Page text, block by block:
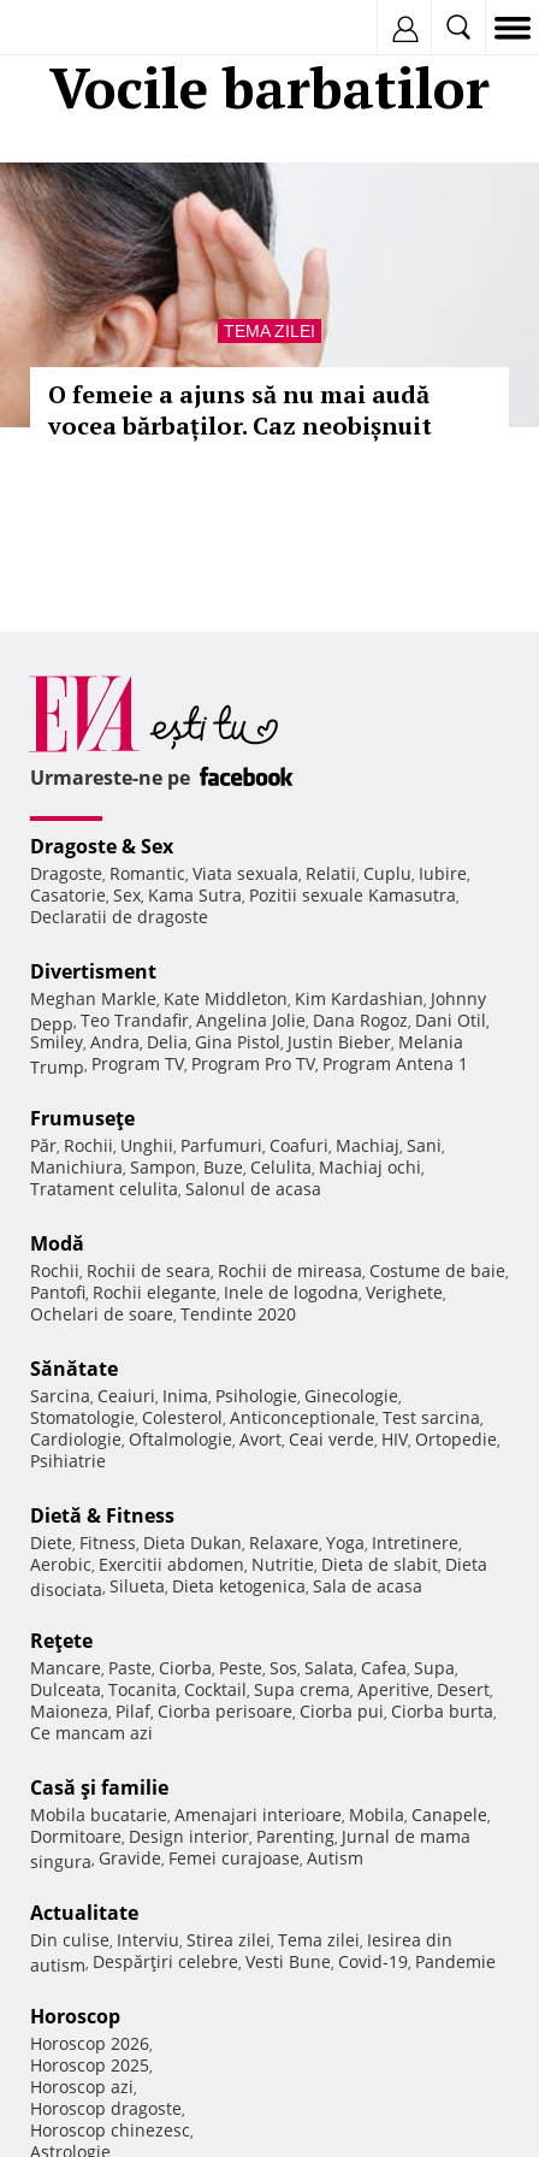
Vocile barbatilor
TEMA ZILEI
O femeie a ajuns să nu mai audă
vocea bărbaților. Caz neobișnuit
Urmareste-ne pe
Dragoste & Sex
Dragoste, Romantic, Viata sexuala, Relatii, Cuplu, Iubire,
Casatorie, Sex, Kama Sutra, Pozitii sexuale Kamasutra,
Declaratii de dragoste
Divertisment
Meghan Markle, Kate Middleton, Kim Kardashian, Johnny
Depp, Teo Trandafir, Angelina Jolie, Dana Rogoz, Dani Otil,
Smiley, Andra, Delia, Gina Pistol, Justin Bieber, Melania
Trump, Program TV, Program Pro TV, Program Antena 1
Frumuseţe
Păr, Rochii, Unghii, Parfumuri, Coafuri, Machiaj, Sani,
Manichiura, Sampon, Buze, Celulita, Machiaj ochi,
Tratament celulita, Salonul de acasa
Modă
Rochii, Rochii de seara, Rochii de mireasa, Costume de baie,
Pantofi, Rochii elegante, Inele de logodna, Verighete,
Ochelari de soare, Tendinte 2020
Sănătate
Sarcina, Ceaiuri, Inima, Psihologie, Ginecologie,
Stomatologie, Colesterol, Anticonceptionale, Test sarcina,
Cardiologie, Oftalmologie, Avort, Ceai verde, HIV, Ortopedie,
Psihiatrie
Dietă & Fitness
Diete, Fitness, Dieta Dukan, Relaxare, Yoga, Intretinere,
Aerobic, Exercitii abdomen, Nutritie, Dieta de slabit, Dieta
disociata, Silueta, Dieta ketogenica, Sala de acasa
Reţete
Mancare, Paste, Ciorba, Peste, Sos, Salata, Cafea, Supa,
Dulceata, Tocanita, Cocktail, Supa crema, Aperitive, Desert,
Maioneza, Pilaf, Ciorba perisoare, Ciorba pui, Ciorba burta,
Ce mancam azi
Casă şi familie
Mobila bucatarie, Amenajari interioare, Mobila, Canapele,
Dormitoare, Design interior, Parenting, Jurnal de mama
singura, Gravide, Femei curajoase, Autism
Actualitate
Din culise, Interviu, Stirea zilei, Tema zilei, Iesirea din
autism, Despărţiri celebre, Vesti Bune, Covid-19, Pandemie
Horoscop
Horoscop 2026,
Horoscop 2025,
Horoscop azi,
Horoscop dragoste,
Horoscop chinezesc,
Astrologie